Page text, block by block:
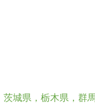
城県，栃木県，群